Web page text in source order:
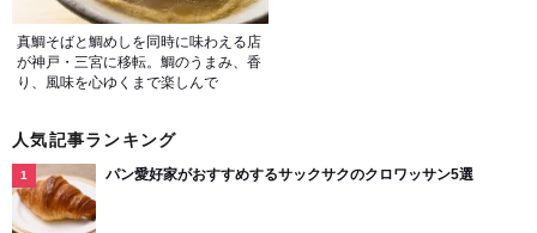
真鯛そばと鯛めしを同時に味わえる店
が神戸・三宮に移転。鯛のうまみ、香
り、風味を心ゆくまで楽しんで
人気記事ランキング
パン愛好家がおすすめするサックサクのクロワッサン5選